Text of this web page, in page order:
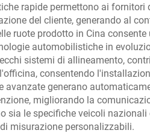
rapide permettono ai
del cliente, generando al
ruote prodotto in Cina
automobilistiche in
sistemi di allineamento,
consentendo
generano
migliorando la
sia le specifiche veicoli
misurazione personalizzabili.